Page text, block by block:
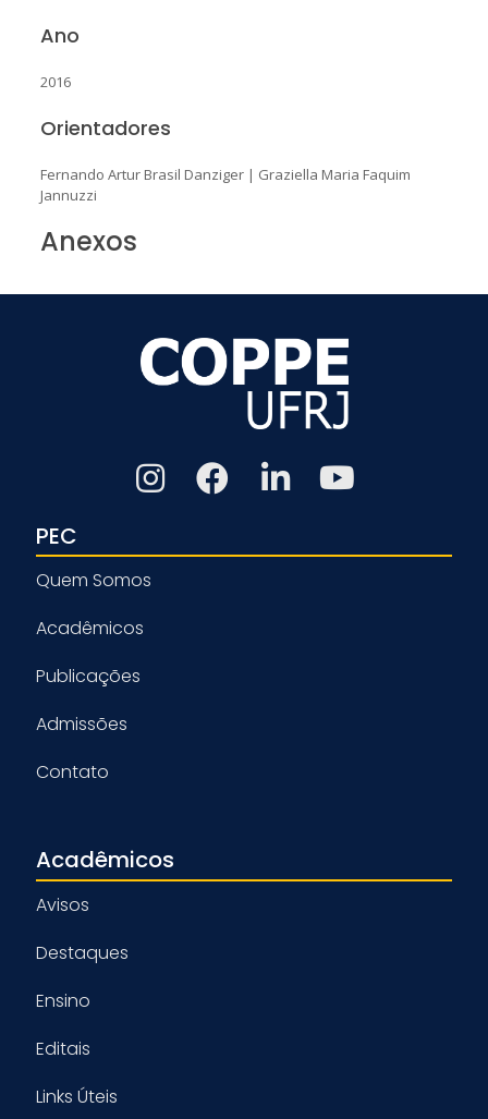
Ano
2016
Orientadores
Fernando Artur Brasil Danziger| Graziella Maria Faquim
Jannuzzi
Anexos
PEC
Quem Somos
Acadêmicos
Publicações
Admissões
Contato
Acadêmicos
Avisos
Destaques
Ensino
Editais
Links Úteis